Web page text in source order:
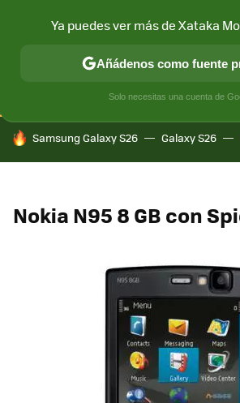
CONECTIVIDAD MÓVIL Y SOCIEDAD
HOY SE HABLA DE
Samsung Galaxy S26 Galaxy S26
Nokia N95 8 GB con
Ya puedes ver más de Xataka
Añádenos como fuente
Solo necesitas una cuenta de